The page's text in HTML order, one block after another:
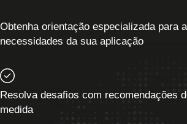
Obtenha orientação especializada para
necessidades da sua aplicação
Resolva desafios com recomendações
medida